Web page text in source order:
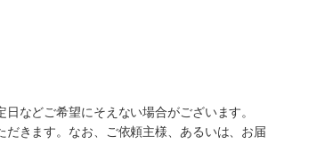
などご希望にそえない場合がございます。
きます。なお、ご依頼主様、あるいは、お届